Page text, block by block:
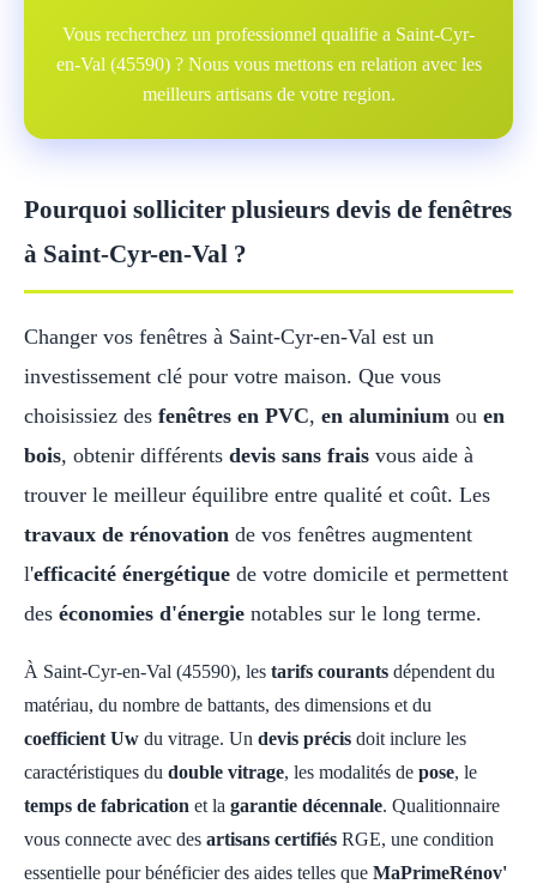
Vous recherchez un professionnel qualifie a Saint-Cyr-
en-Val (45590) ? Nous vous mettons en relation avec les
meilleurs artisans de votre region.
Pourquoi solliciter plusieurs devis de fenêtres
à Saint-Cyr-en-Val ?
Changer vos fenêtres à Saint-Cyr-en-Val est un
investissement clé pour votre maison. Que vous
choisissiez des fenêtres en PVC, en aluminium ou en
bois, obtenir différents devis sans frais vous aide à
trouver le meilleur équilibre entre qualité et coût. Les
travaux de rénovation de vos fenêtres augmentent
l'efficacité énergétique de votre domicile et permettent
des économies d'énergie notables sur le long terme.
À Saint-Cyr-en-Val (45590), les tarifs courants dépendent du
matériau, du nombre de battants, des dimensions et du
coefficient Uw du vitrage. Un devis précis doit inclure les
caractéristiques du double vitrage, les modalités de pose, le
temps de fabrication et la garantie décennale. Qualitionnaire
vous connecte avec des artisans certifiés RGE, une condition
essentielle pour bénéficier des aides telles que MaPrimeRénov'